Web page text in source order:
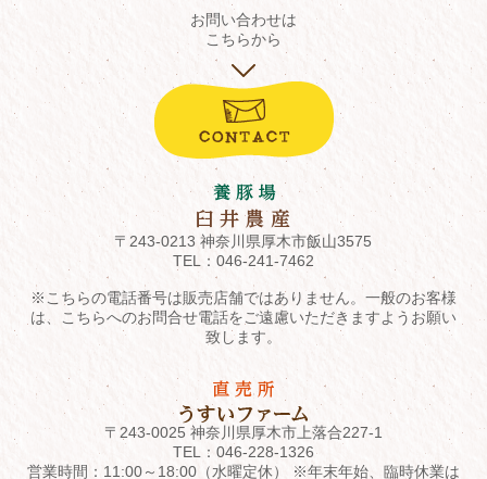
お問い合わせは
こちらから
〒243-0213 神奈川県厚木市飯山3575
TEL： 046-241-7462
※こちらの電話番号は販売店舗ではありません。一般のお客様
は、こちらへのお問合せ電話をご遠慮いただきますようお願い
致します。
〒243-0025 神奈川県厚木市上落合227-1
TEL： 046-228-1326
営業時間：11:00～18:00（水曜定休） ※年末年始、臨時休業は